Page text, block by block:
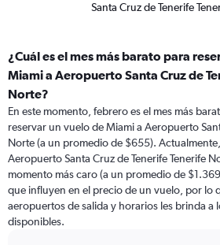
Santa Cruz de Tenerife
¿Cuál es el mes más barato para
Miami a Aeropuerto Santa Cruz de
Norte?
En este momento, febrero es el mes más
reservar un vuelo de Miami a Aeropuerto
Norte (a un promedio de $655).
Aeropuerto Santa Cruz de Tenerife Tenerife
momento más caro (a un promedio de
que influyen en el precio de un vuelo, por lo
aeropuertos de salida y horarios les brinda a
disponibles.